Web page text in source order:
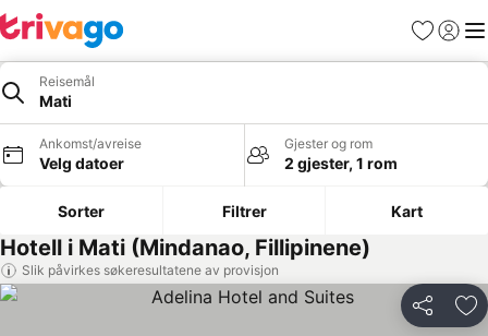
Favoritter
Logg
Reisemål
Mati
Ankomst/avreise
Velg datoer
Gjester og rom
2 gjester, 1 rom
Sorter Filtrer Kart
Hotell i Mati (Mindanao, Fillipinene)
Slik påvirkes søkeresultatene av provisjon
Del